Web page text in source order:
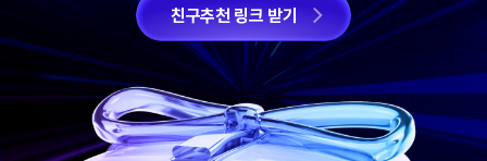
친구추천 링크 받기